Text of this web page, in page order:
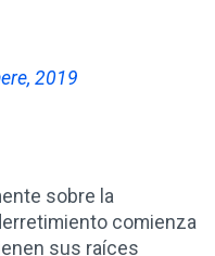
2019
sobre la
comienza
sus raíces